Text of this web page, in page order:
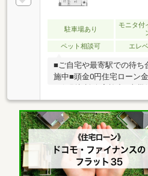
駐車場あり
モニタ付
ペット相談可 エレ
■ご自宅や最寄駅での待ち
施中■頭金0円住宅ローン
等々の面倒な諸手続き全
ン複数行一括申込可能（